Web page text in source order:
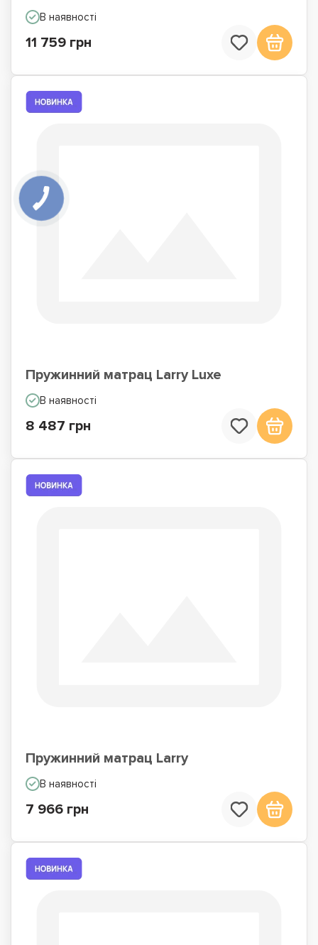
В наявності
11 759 грн
Пружинний матрац Larry Luxe
В наявності
8 487 грн
Пружинний матрац Larry
В наявності
7 966 грн